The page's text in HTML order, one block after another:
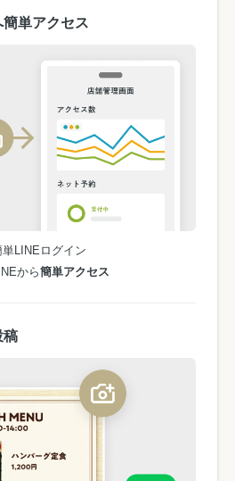
単アクセス
単LINEログイン
から簡単アクセス
稿